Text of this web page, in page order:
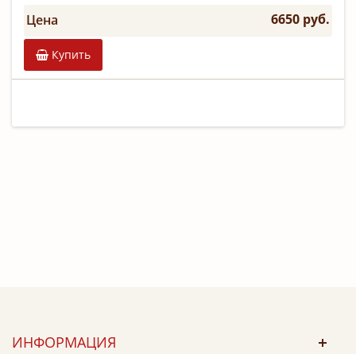
Цена 6650 руб.
Купить
ИНФОРМАЦИЯ